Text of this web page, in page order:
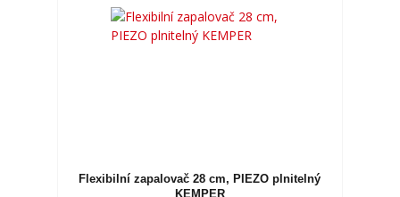
Flexibilní zapalovač 28 cm, PIEZO plnitelný
KEMPER